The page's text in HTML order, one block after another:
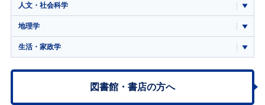
人文・社会科学
地理学
生活・家政学
図書館・書店の方へ